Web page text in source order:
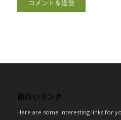
面白いリンク
Here are some interesting links for